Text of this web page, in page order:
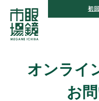
初
オンライ
お